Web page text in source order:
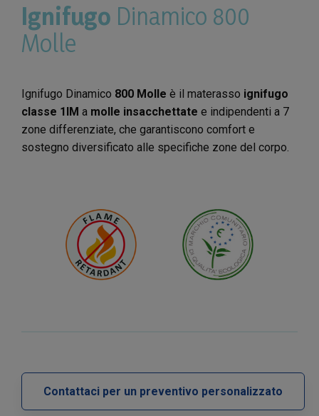
Ignifugo Dinamico 800
Molle
Ignifugo Dinamico 800 Molle è il materasso ignifugo
classe 1IM a molle insacchettate e indipendenti a 7
zone differenziate, che garantiscono comfort e
sostegno diversificato alle specifiche zone del corpo.
Contattaci per un preventivo personalizzato